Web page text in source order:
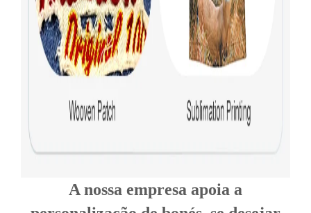
A nossa empresa apoia a